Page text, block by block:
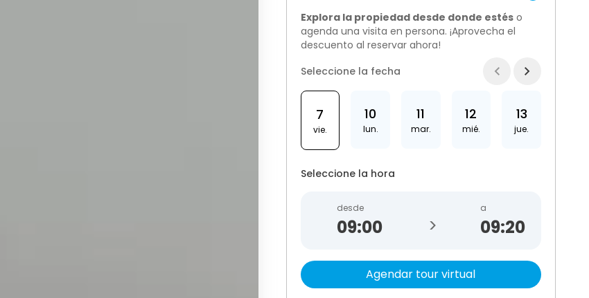
Explora la propiedad desde donde estés o
agenda una visita en persona. ¡Aprovecha el
descuento al reservar ahora!
Seleccione la fecha
7
vie.
10
lun.
11
mar.
12
mié.
13
jue.
Seleccione la hora
desde
>
a
09:20
Agendar tour virtual